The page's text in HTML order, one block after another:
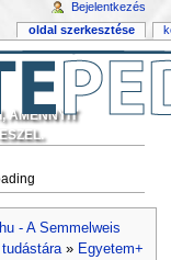
AMENNYIT
- A Semmelweis
» Egyetem+
oldal szerkesztése
Bejelentkezés